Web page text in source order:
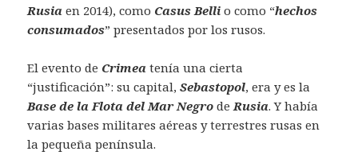
Rusia en 2014), como Casus Belli o como “hechos
consumados” presentados por los rusos.
El evento de Crimea tenía una cierta
“justificación”: su capital,Sebastopol, era y es la
Base de la Flota del Mar Negro de Rusia. Y había
varias bases militares aéreas y terrestres rusas en
la pequeña península.